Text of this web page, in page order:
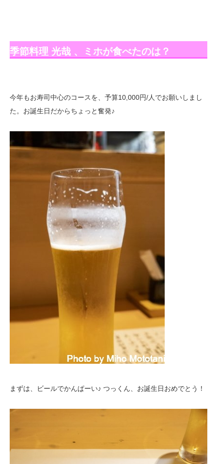
季節料理 光哉 、ミホが食べたのは？
今年もお寿司中心のコースを、予算10,000円/人でお願いしまし
た。お誕生日だからちょっと奮発♪
まずは、ビールでかんぱーい♪ つっくん、お誕生日おめでとう！